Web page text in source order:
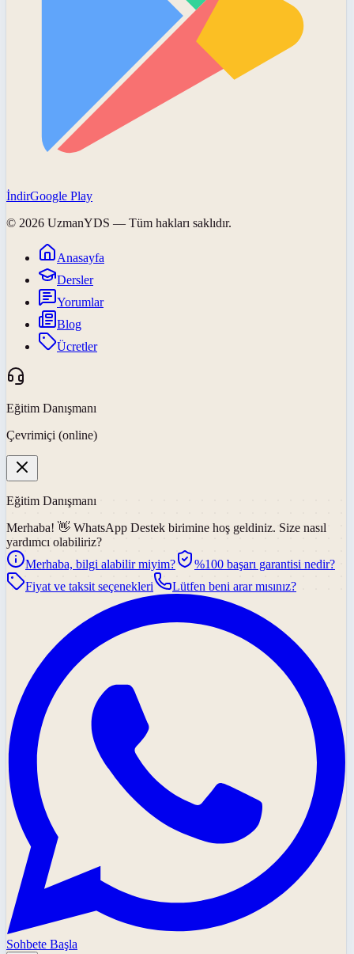
İndirGoogle Play
© 2026 UzmanYDS — Tüm hakları saklıdır.
Anasayfa
Dersler
Yorumlar
Blog
Ücretler
Eğitim Danışmanı
Çevrimiçi (online)
Eğitim Danışmanı
Merhaba! 👋 WhatsApp Destek birimine hoş geldiniz. Size nasıl
yardımcı olabiliriz?
Merhaba, bilgi alabilir miyim?
%100 başarı garantisi nedir?
Fiyat ve taksit seçenekleri
Lütfen beni arar mısınız?
Sohbete Başla